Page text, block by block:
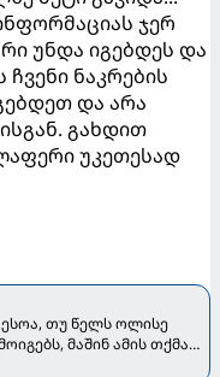
ჯერ
უნდა იგებდეს და
ნაკრების
და არა
გახდით
უკეთესად
თუ წელს ოლისე
მაშინ ამის თქმა